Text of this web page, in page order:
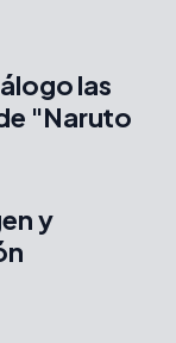
las
"Naruto
y